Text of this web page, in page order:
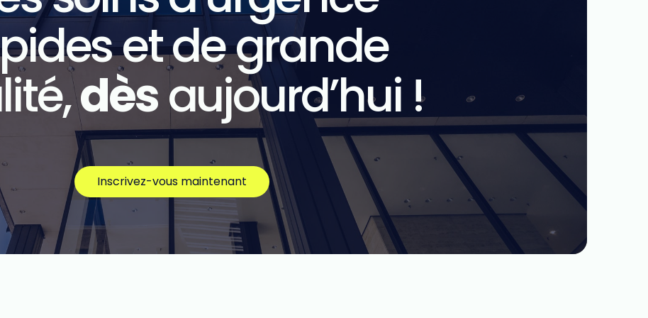
et de grande
dèsaujourd’hui !
Inscrivez-vous maintenant